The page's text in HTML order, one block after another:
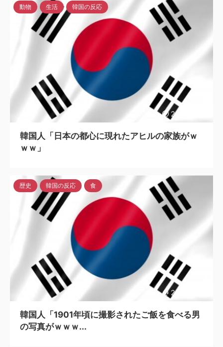
2023/4/25
動物 生活 韓国の反応
韓国人「日本の都心に現れたアヒルの家族がｗ
ｗｗ」
2023/4/24
歴史 韓国の反応 食
韓国人「1901年頃に撮影されたご飯を食べる男
の写真がｗｗｗ...